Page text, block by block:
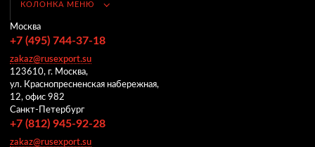
КОЛОНКА МЕНЮ
Москва
+7 (495) 744-37-18
zakaz@rusexport.su
123610, г. Москва,
ул. Краснопресненская набережная,
12, офис 982
Санкт-Петербург
+7 (812) 945-92-28
zakaz@rusexport.su